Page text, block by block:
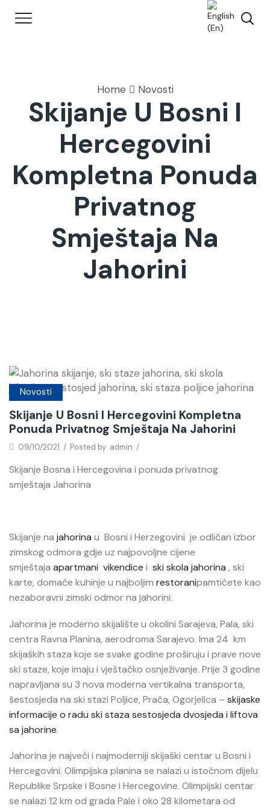
Home Novosti
Skijanje U Bosni I
Hercegovini
Kompletna Ponuda
Privatnog
Smještaja Na
Jahorini
Novosti
Skijanje U Bosni I Hercegovini Kompletna
Ponuda Privatnog Smještaja Na Jahorini
09/10/2021 / Posted by admin /
Skijanje Bosna i Hercegovina i ponuda privatnog
smještaja Jahorina
Skijanje na jahorina u Bosni i Herzegovini je odličan izbor
zimskog odmora gdje uz najpovoljne cijene
smještaja apartmani vikendice i ski skola jahorina , ski
karte, domaće kuhinje u najboljim restoranipamtićete kao
nezaboravni zimski odmor na jahorini.
Jahorina je moderno skijalište u okolini Sarajeva, Pala, ski
centra Ravna Planina, aerodroma Sarajevo. Ima 24 km
skijaških staza koje se svake godine proširuju i prave nove
ski staze, koje imaju i vještačko osnježivanje. Prije 3 godine
napravljana su 3 nova moderna vertikalna transporta,
šestosjeda na ski stazi Poljice, Prača, Ogorjelica – skijaske
informacije o radu ski staza sestosjeda dvosjeda i liftova
sa jahorine.
Jahorina je najveći i najmoderniji skijaški centar u Bosni i
Hercegovini. Olimpijska planina se nalazi u istočnom dijelu
Republike Srpske i Bosne i Hercegovine. Olimpijski centar
se nalazi 12 km od grada Pale i oko 28 kilometara od